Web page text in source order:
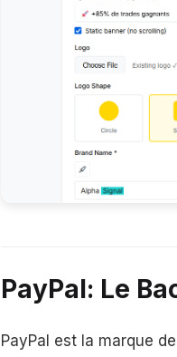
PayPal: Le
PayPal est la marque